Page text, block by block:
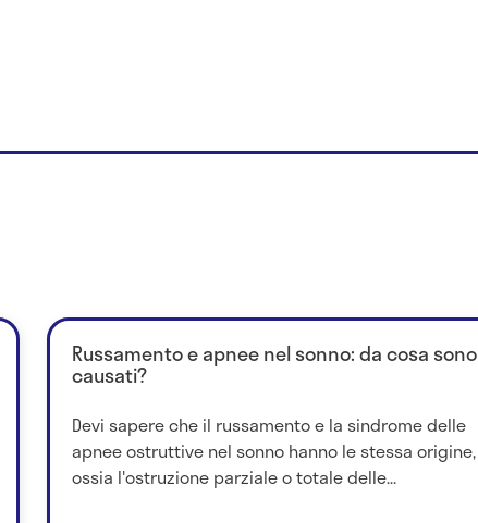
Russamento e apnee nel sonno: da cosa sono
causati?
Devi sapere che il russamento e la sindrome delle
apnee ostruttive nel sonno hanno le stessa origine,
ossia l'ostruzione parziale o totale delle...